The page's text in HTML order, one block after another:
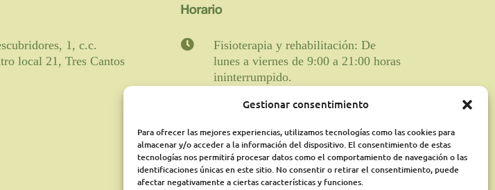
Gestionar consentimiento
Para ofrecer las mejores experiencias, utilizamos tecnologías como las cookies para
almacenar y/o acceder a la información del dispositivo. El consentimiento de estas
tecnologías nos permitirá procesar datos como el comportamiento de navegación o las
identificaciones únicas en este sitio. No consentir o retirar el consentimiento, puede
afectar negativamente a ciertas características y funciones.
1, c.c.
local 21, Tres Cantos
Horario

Fisioterapia y rehabilitación: De
lunes a viernes de 9:00 a 21:00 horas
ininterrumpido.
Psicología: Lunes de 18:00 a 21:00
16:00a 21:00 pudiéndose ampliar
según disponibilidad
Médico Rehabilitador: Jueves de